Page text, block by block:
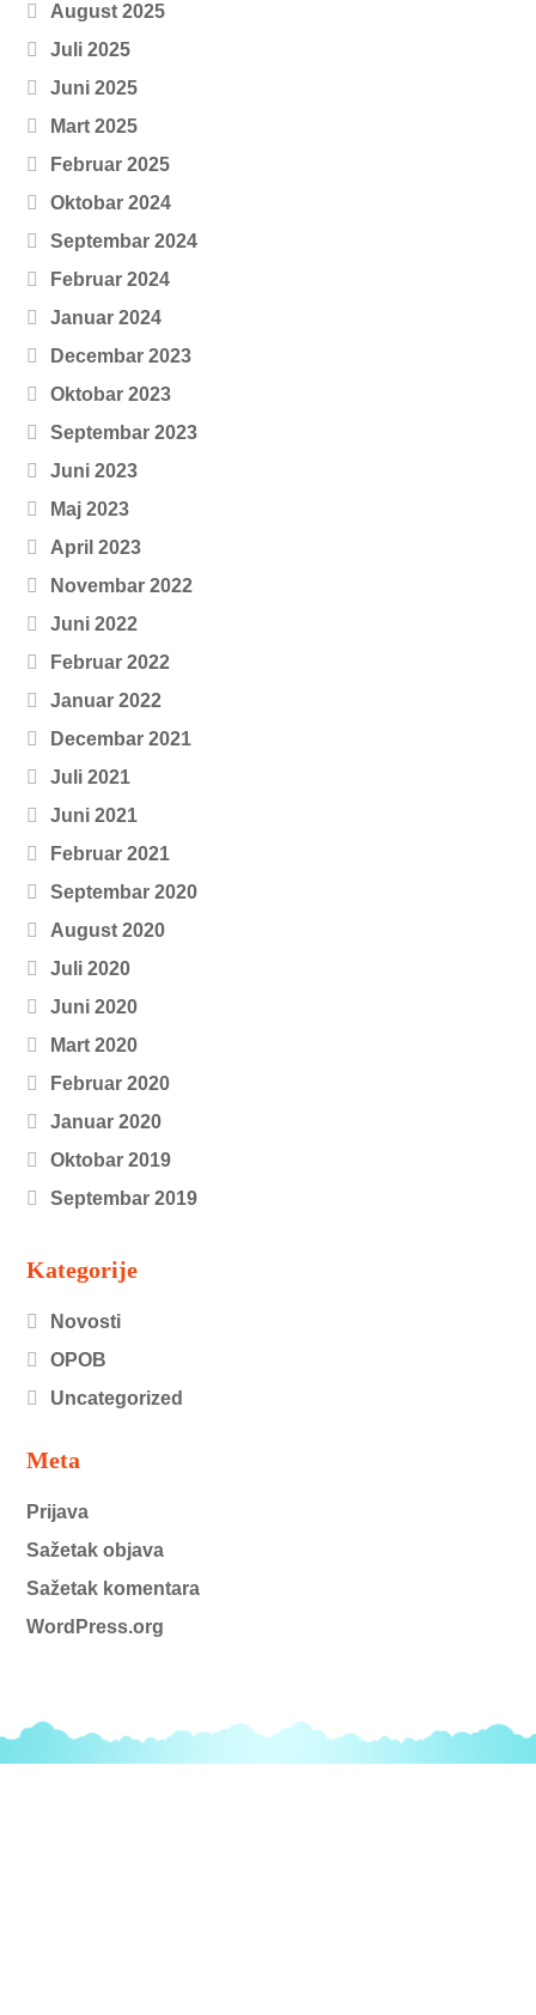
August 2025
Juli 2025
Juni 2025
Mart 2025
Februar 2025
Oktobar 2024
Septembar 2024
Februar 2024
Januar 2024
Decembar 2023
Oktobar 2023
Septembar 2023
Juni 2023
Maj 2023
April 2023
Novembar 2022
Juni 2022
Februar 2022
Januar 2022
Decembar 2021
Juli 2021
Juni 2021
Februar 2021
Septembar 2020
August 2020
Juli 2020
Juni 2020
Mart 2020
Februar 2020
Januar 2020
Oktobar 2019
Septembar 2019
Kategorije
Novosti
OPOB
Uncategorized
Meta
Prijava
Sažetak objava
Sažetak komentara
WordPress.org